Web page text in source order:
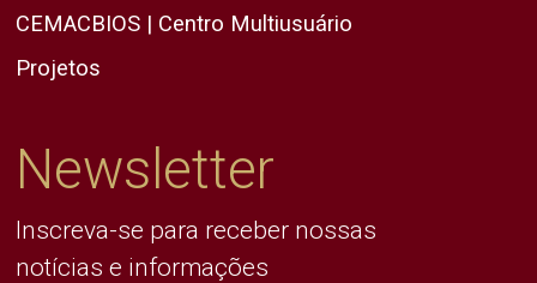
CEMACBIOS | Centro Multiusuário
Projetos
Newsletter
Inscreva-se para receber nossas
notícias e informações